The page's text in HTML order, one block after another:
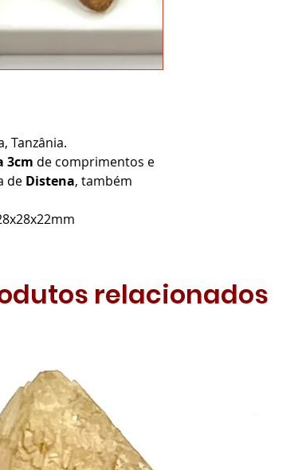
Tanzânia.
3cm de comprimentos e
de Distena, também
relacionados